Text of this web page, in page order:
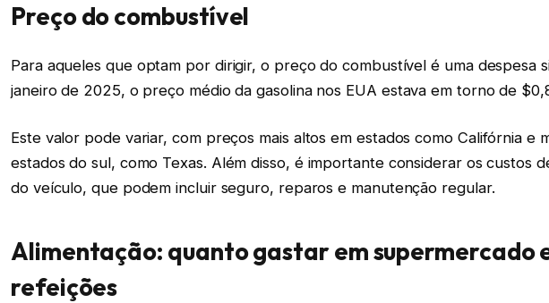
Preço do combustível
Para aqueles que optam por dirigir, o preço do combustível é uma despesa
janeiro de 2025, o preço médio da gasolina nos EUA estava em torno de
Este valor pode variar, com preços mais altos em estados como Califórnia e
estados do sul, como Texas. Além disso, é importante considerar os custos
do veículo, que podem incluir seguro, reparos e manutenção regular.
Alimentação: quanto gastar em supermercado
refeições